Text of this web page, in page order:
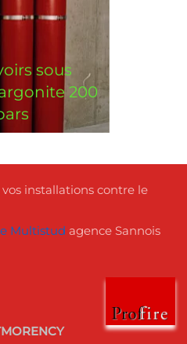
sous
200
installations contre le
Multistud agence Sannois